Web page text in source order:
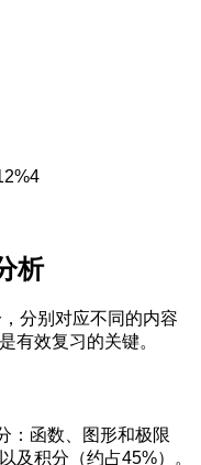
析
分别对应不同的内容
有效复习的关键。
：函数、图形和极限
及积分（约占45%）。